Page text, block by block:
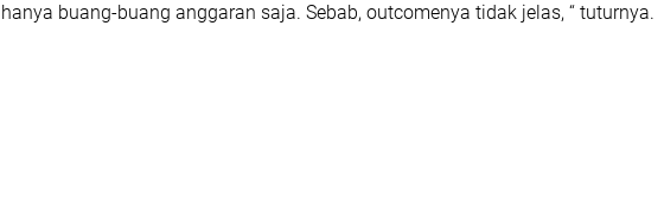
hanya buang-buang anggaran saja. Sebab, outcomenya tidak jelas, “ tuturnya.